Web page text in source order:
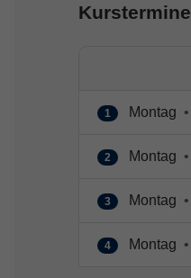
Kurstermine
1 Montag •
2 Montag •
3 Montag •
4 Montag •